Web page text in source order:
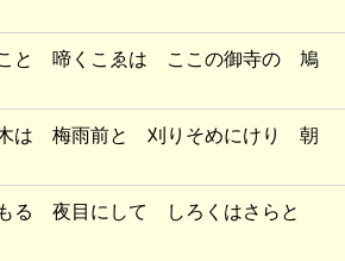
と 啼くこゑは ここの御寺の 鳩
は 梅雨前と 刈りそめにけり 朝
る 夜目にして しろくはさらと